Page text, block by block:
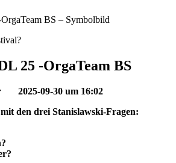
25 -OrgaTeam BS
2025-09-30 um 16:02
den drei Stanislawski-Fragen: